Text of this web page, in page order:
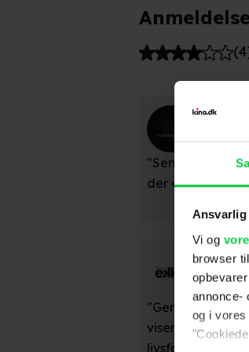
Ansvarlig
Vi og
browser
annonce-
og i
(4
der emmer af
"Gennem
viser
livsfarligt det er